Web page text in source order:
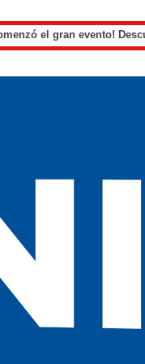
el gran evento!